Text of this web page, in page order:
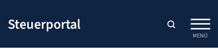
Inhalt
springen
Steuerportal
MENÜ